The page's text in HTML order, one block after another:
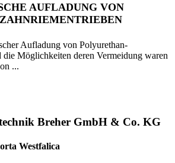
AUFLADUNG VON
Aufladung von Polyurethan-
die Möglichkeiten deren Vermeidung waren
...
Breher GmbH & Co. KG
Westfalica